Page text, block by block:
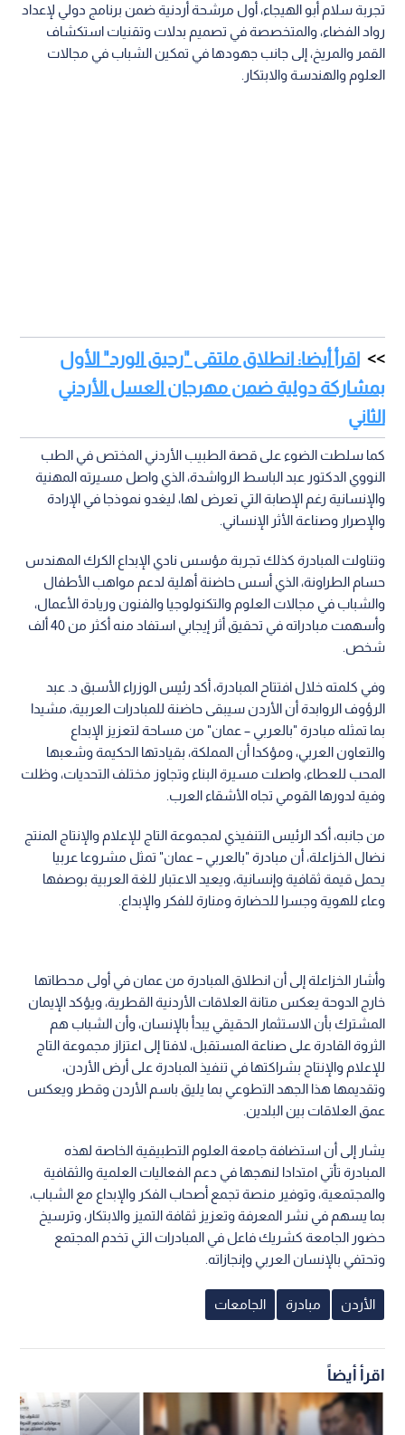
تجربة سلام أبو الهيجاء، أول مرشحة أردنية ضمن برنامج دولي لإعداد
رواد الفضاء، والمتخصصة في تصميم بدلات وتقنيات استكشاف
القمر والمريخ، إلى جانب جهودها في تمكين الشباب في مجالات
العلوم والهندسة والابتكار.
اقرأ أيضا: انطلاق ملتقى "رحيق الورد" الأول
بمشاركة دولية ضمن مهرجان العسل الأردني
الثاني
كما سلطت الضوء على قصة الطبيب الأردني المختص في الطب
النووي الدكتور عبد الباسط الرواشدة، الذي واصل مسيرته المهنية
والإنسانية رغم الإصابة التي تعرض لها، ليغدو نموذجا في الإرادة
والإصرار وصناعة الأثر الإنساني.
وتناولت المبادرة كذلك تجربة مؤسس نادي الإبداع الكرك المهندس
حسام الطراونة، الذي أسس حاضنة أهلية لدعم مواهب الأطفال
والشباب في مجالات العلوم والتكنولوجيا والفنون وريادة الأعمال،
وأسهمت مبادراته في تحقيق أثر إيجابي استفاد منه أكثر من 40 ألف
شخص.
وفي كلمته خلال افتتاح المبادرة، أكد رئيس الوزراء الأسبق د. عبد
الرؤوف الروابدة أن الأردن سيبقى حاضنة للمبادرات العربية، مشيدا
بما تمثله مبادرة "بالعربي – عمان" من مساحة لتعزيز الإبداع
والتعاون العربي، ومؤكدا أن المملكة، بقيادتها الحكيمة وشعبها
المحب للعطاء، واصلت مسيرة البناء وتجاوز مختلف التحديات، وظلت
وفية لدورها القومي تجاه الأشقاء العرب.
من جانبه، أكد الرئيس التنفيذي لمجموعة التاج للإعلام والإنتاج المنتج
نضال الخزاعلة، أن مبادرة "بالعربي – عمان" تمثل مشروعا عربيا
يحمل قيمة ثقافية وإنسانية، ويعيد الاعتبار للغة العربية بوصفها
وعاء للهوية وجسرا للحضارة ومنارة للفكر والإبداع.
وأشار الخزاعلة إلى أن انطلاق المبادرة من عمان في أولى محطاتها
خارج الدوحة يعكس متانة العلاقات الأردنية القطرية، ويؤكد الإيمان
المشترك بأن الاستثمار الحقيقي يبدأ بالإنسان، وأن الشباب هم
الثروة القادرة على صناعة المستقبل، لافتا إلى اعتزاز مجموعة التاج
للإعلام والإنتاج بشراكتها في تنفيذ المبادرة على أرض الأردن،
وتقديمها هذا الجهد التطوعي بما يليق باسم الأردن وقطر ويعكس
عمق العلاقات بين البلدين.
يشار إلى أن استضافة جامعة العلوم التطبيقية الخاصة لهذه
المبادرة تأتي امتدادا لنهجها في دعم الفعاليات العلمية والثقافية
والمجتمعية، وتوفير منصة تجمع أصحاب الفكر والإبداع مع الشباب،
بما يسهم في نشر المعرفة وتعزيز ثقافة التميز والابتكار، وترسيخ
حضور الجامعة كشريك فاعل في المبادرات التي تخدم المجتمع
وتحتفي بالإنسان العربي وإنجازاته.
الأردن مبادرة الجامعات
اقرأ أيضاً